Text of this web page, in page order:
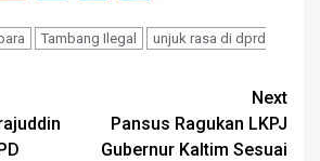
Tambang Ilegal
unjuk rasa di dprd
Next
Pansus Ragukan LKPJ
Gubernur Kaltim Sesuai